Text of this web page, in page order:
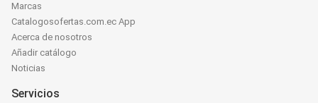
Marcas
Catalogosofertas.com.ec App
Acerca de nosotros
Añadir catálogo
Noticias
Servicios